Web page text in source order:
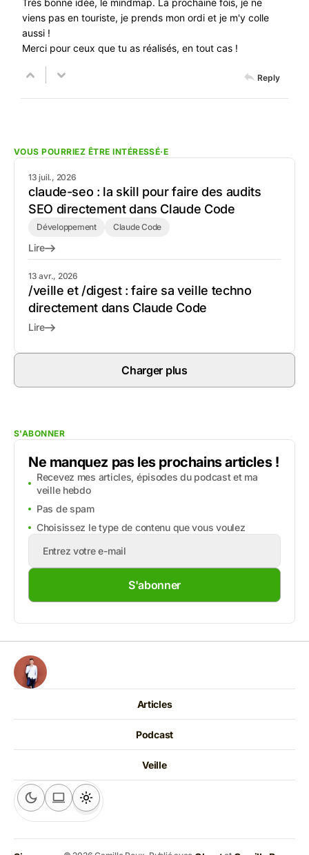
Très bonne idée, le mindmap. La prochaine fois, je ne
viens pas en touriste, je prends mon ordi et je m'y colle
aussi !
Merci pour ceux que tu as réalisés, en tout cas !
Reply
VOUS POURRIEZ ÊTRE INTÉRESSÉ·E
13 juil., 2026
claude-seo : la skill pour faire des audits
SEO directement dans Claude Code
Développement Claude Code
Lire
13 avr., 2026
/veille et /digest : faire sa veille techno
directement dans Claude Code
Lire
Charger plus
S'ABONNER
Ne manquez pas les prochains articles !
Recevez mes articles, épisodes du podcast et ma
veille hebdo
Pas de spam
Choisissez le type de contenu que vous voulez
S'abonner
Articles
Podcast
Veille